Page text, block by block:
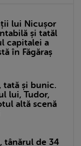
lui Nicușor
și tatăl
capitalei a
în Făgăraș
tată și bunic.
lui, Tudor,
altă scenă
tânărul de 34